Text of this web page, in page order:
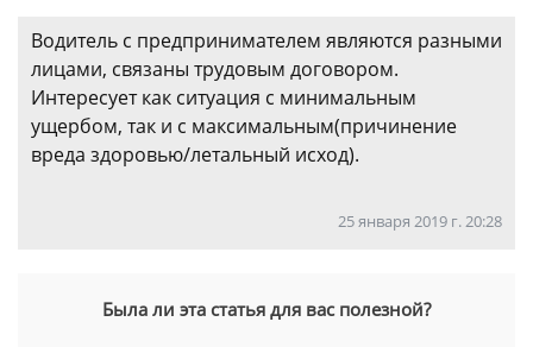
Водитель с предпринимателем являются разными
лицами, связаны трудовым договором.
Интересует как ситуация с минимальным
ущербом, так и с максимальным(причинение
вреда здоровью/летальный исход).
25 января 2019 г. 20:28
Была ли эта статья для вас полезной?